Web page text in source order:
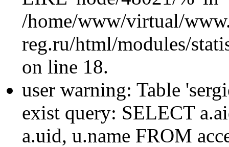
/home/www/virtual/
reg.ru/html/modules/
on line 18.
user warning: Table
exist query: SELECT
a.uid, u.name FROM